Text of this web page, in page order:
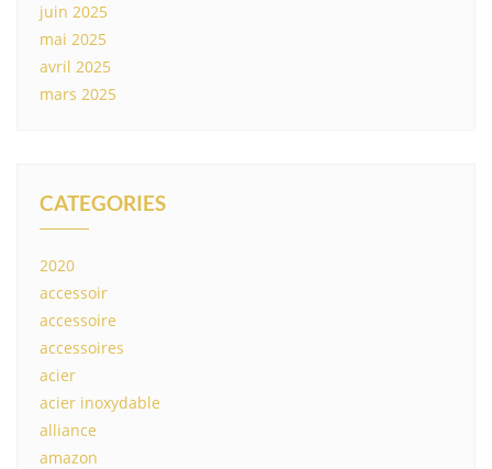
juin 2025
mai 2025
avril 2025
mars 2025
CATEGORIES
2020
accessoir
accessoire
accessoires
acier
acier inoxydable
alliance
amazon